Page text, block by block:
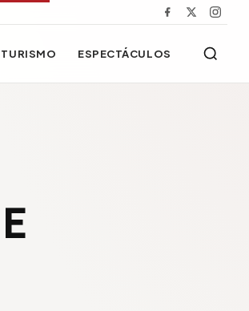
TURISMO ESPECTÁCULOS